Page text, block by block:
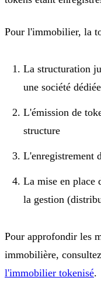
Pour l'immobilier, la
La structuration
une société
L'émission de
structure
L'enregistrement
La mise en place
la gestion
Pour approfondir les
immobilière,
l'immobilier tokenisé.